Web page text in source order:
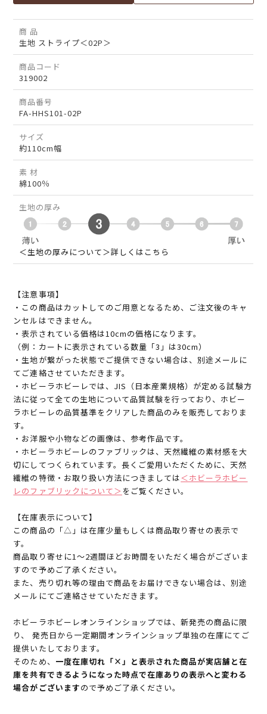
商 品
生地 ストライプ＜02P＞
商品コード
319002
商品番号
FA-HHS101-02P
サイズ
約110cm幅
素 材
綿100％
生地の厚み
＜生地の厚みについて＞詳しくはこちら
【注意事項】
・この商品はカットしてのご用意となるため、ご注文後のキャ
ンセルはできません。
・表示されている価格は10cmの価格になります。
（例：カートに表示されている数量「3」は30cm）
・生地が繋がった状態でご提供できない場合は、別途メールに
てご連絡させていただきます。
・ホビーラホビーレでは、JIS（日本産業規格）が定める試験方
法に従って全ての生地について品質試験を行っており、ホビー
ラホビーレの品質基準をクリアした商品のみを販売しておりま
す。
・お洋服や小物などの画像は、参考作品です。
・ホビーラホビーレのファブリックは、天然繊維の素材感を大
切にしてつくられています。長くご愛用いただくために、天然
繊維の特徴・お取り扱い方法につきましては＜ホビーラホビー
レのファブリックについて＞ をご覧ください。
【在庫表示について】
この商品の「△」は在庫少量もしくは商品取り寄せの表示で
す。
商品取り寄せに1～2週間ほどお時間をいただく場合がございま
すので予めご了承ください。
また、売り切れ等の理由で商品をお届けできない場合は、別途
メールにてご連絡させていただきます。
ホビーラホビーレオンラインショップでは、新発売の商品に限
り、 発売日から一定期間オンラインショップ単独の在庫にてご
提供いたしております。
そのため、 一度在庫切れ「×」と表示された商品が実店舗と在
庫を共有できるようになった時点で在庫ありの表示へと変わる
場合がございますので予めご了承ください。